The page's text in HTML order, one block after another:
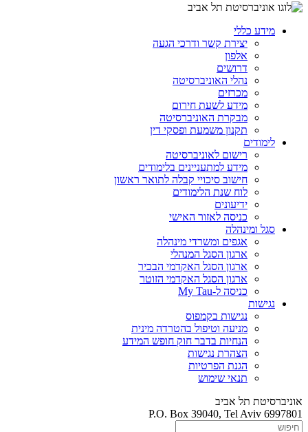
מידע כללי
יצירת קשר ודרכי הגעה
אלפון
דרושים
נהלי האוניברסיטה
מכרזים
מידע לשעת חירום
מבקרת האוניברסיטה
תקנון משמעת ופסקי דין
לימודים
רישום לאוניברסיטה
מידע למתעניינים בלימודים
חישוב סיכויי קבלה לתואר ראשון
לוח שנת הלימודים
ידיעונים
כניסה לאזור האישי
סגל ומינהלה
אגפים ומשרדי מינהלה
ארגון הסגל המנהלי
ארגון הסגל האקדמי הבכיר
ארגון הסגל האקדמי הזוטר
כניסה ל-My Tau
נגישות
נגישות בקמפוס
מניעה וטיפול בהטרדה מינית
הנחיות בדבר חוק חופש המידע
הצהרת נגישות
הגנת הפרטיות
תנאי שימוש
אוניברסיטת תל אביב
P.O. Box 39040, Tel Aviv 6997801